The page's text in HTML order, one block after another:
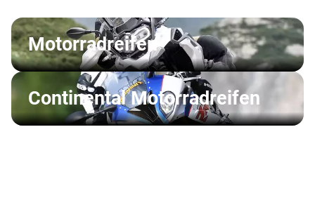
Motorradreifen
Continental Motorradreifen